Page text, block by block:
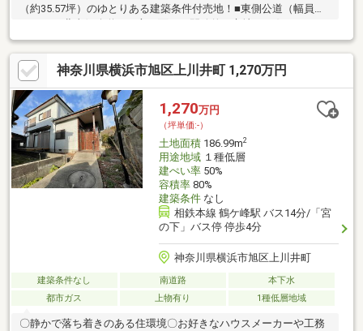
（約35.57坪）のゆとりある建築条件付売地！■東側公道（幅員約
5.1m）と北東側公道の二方に面した開放的な立地♪■お好みのハウ
スメーカー等による理想の住まいづくりが実現します■現況は更
地となっており、スムーズな建築プランの検討を便利にサポート
■相模鉄道本線「鶴ヶ峰」駅まで徒歩17分、2駅以上の利用も可能
な立地です―――――【check point】＊土地面積117.59㎡＊土地35
坪以上＊現況更地＊二方道路＊東側公道約5.1m＊セットバック無
＊相模鉄道本線＊鶴ヶ峰駅徒歩17分
神奈川県横浜市旭区上川井町 1,270万円
1,270万円
（坪単価:-）
土地面積186.99m2
用途地域１種低層
建ぺい率50%
容積率80%
建築条件なし
相鉄本線 鶴ケ峰駅 バス14分/「宮
の下」バス停 停歩4分
神奈川県横浜市旭区上川井町
建築条件なし 南道路
本下水
都市ガス
上物有り 1種低層地域
〇静かで落ち着きのある住環境〇お好きなハウスメーカーや工務